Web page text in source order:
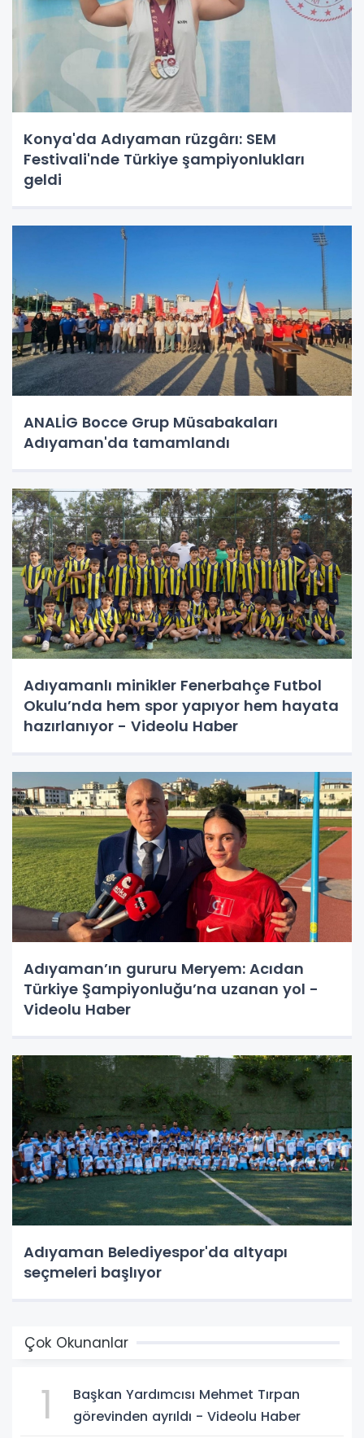
Konya'da Adıyaman rüzgârı: SEM
Festivali'nde Türkiye şampiyonlukları
geldi
ANALİG Bocce Grup Müsabakaları
Adıyaman'da tamamlandı
Adıyamanlı minikler Fenerbahçe Futbol
Okulu’nda hem spor yapıyor hem hayata
hazırlanıyor - Videolu Haber
Adıyaman’ın gururu Meryem: Acıdan
Türkiye Şampiyonluğu’na uzanan yol -
Videolu Haber
Adıyaman Belediyespor'da altyapı
seçmeleri başlıyor
Çok Okunanlar
1
Başkan Yardımcısı Mehmet Tırpan
görevinden ayrıldı - Videolu Haber